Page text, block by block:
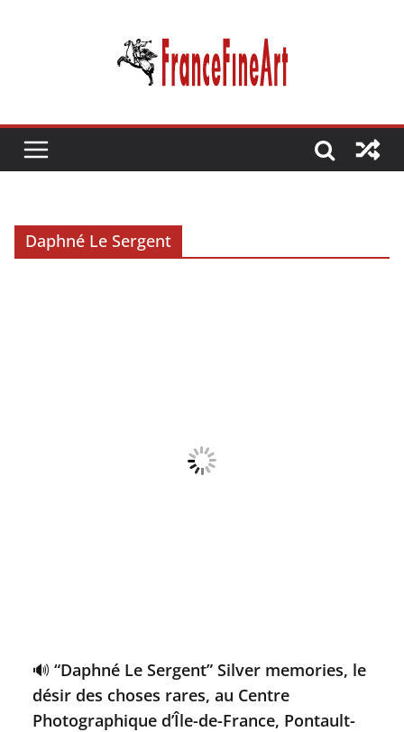
Daphné Le Sergent
🔊 “Daphné Le Sergent” Silver memories, le
désir des choses rares, au Centre
Photographique d’Île-de-France, Pontault-